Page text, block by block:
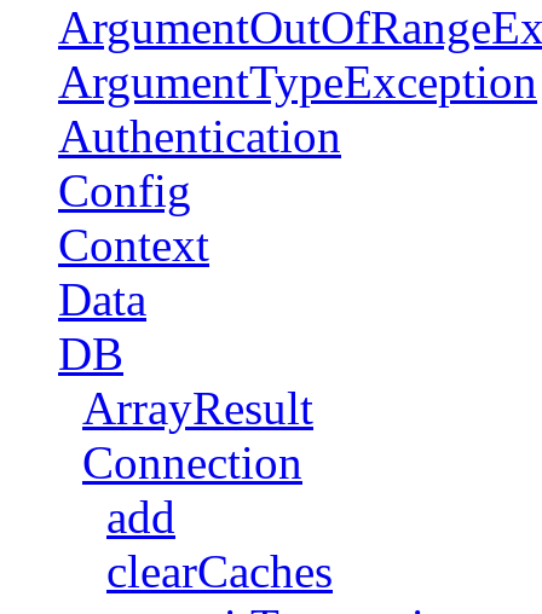
ArgumentTypeException
Authentication
Config
Context
Data
DB
ArrayResult
Connection
add
clearCaches